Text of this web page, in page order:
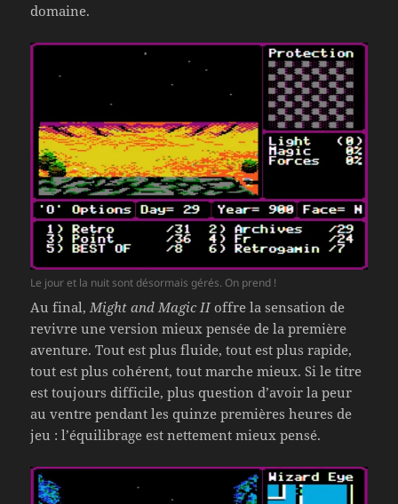
domaine.
Le jour et la nuit sont désormais gérés. On prend !
Au final, Might and Magic IIoffre la sensation de
revivre une version mieux pensée de la première
aventure. Tout est plus fluide, tout est plus rapide,
tout est plus cohérent, tout marche mieux. Si le titre
est toujours difficile, plus question d’avoir la peur
au ventre pendant les quinze premières heures de
jeu : l’équilibrage est nettement mieux pensé.